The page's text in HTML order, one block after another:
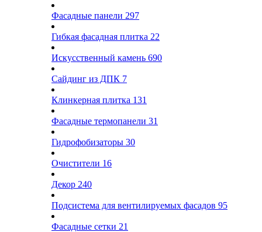
Фасадные панели 297
Гибкая фасадная плитка 22
Искусственный камень 690
Сайдинг из ДПК 7
Клинкерная плитка 131
Фасадные термопанели 31
Гидрофобизаторы 30
Очистители 16
Декор 240
Подсистема для вентилируемых фасадов 95
Фасадные сетки 21